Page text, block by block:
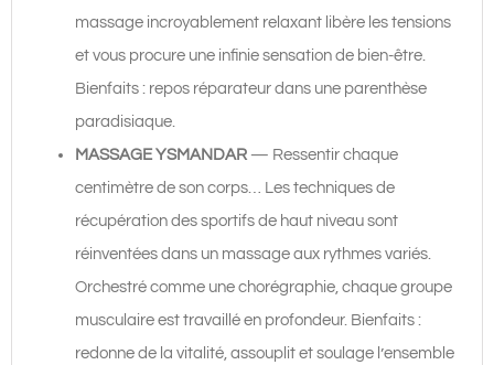
massage incroyablement relaxant libère les tensions
et vous procure une infinie sensation de bien-être.
Bienfaits : repos réparateur dans une parenthèse
paradisiaque.
MASSAGE YSMANDAR — Ressentir chaque
centimètre de son corps… Les techniques de
récupération des sportifs de haut niveau sont
réinventées dans un massage aux rythmes variés.
Orchestré comme une chorégraphie, chaque groupe
musculaire est travaillé en profondeur. Bienfaits :
redonne de la vitalité, assouplit et soulage l’ensemble